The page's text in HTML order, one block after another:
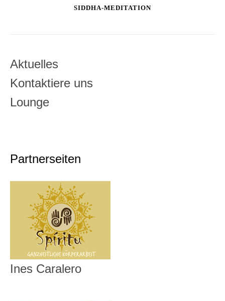
SIDDHA-MEDITATION
Aktuelles
Kontaktiere uns
Lounge
Partnerseiten
Ines Caralero